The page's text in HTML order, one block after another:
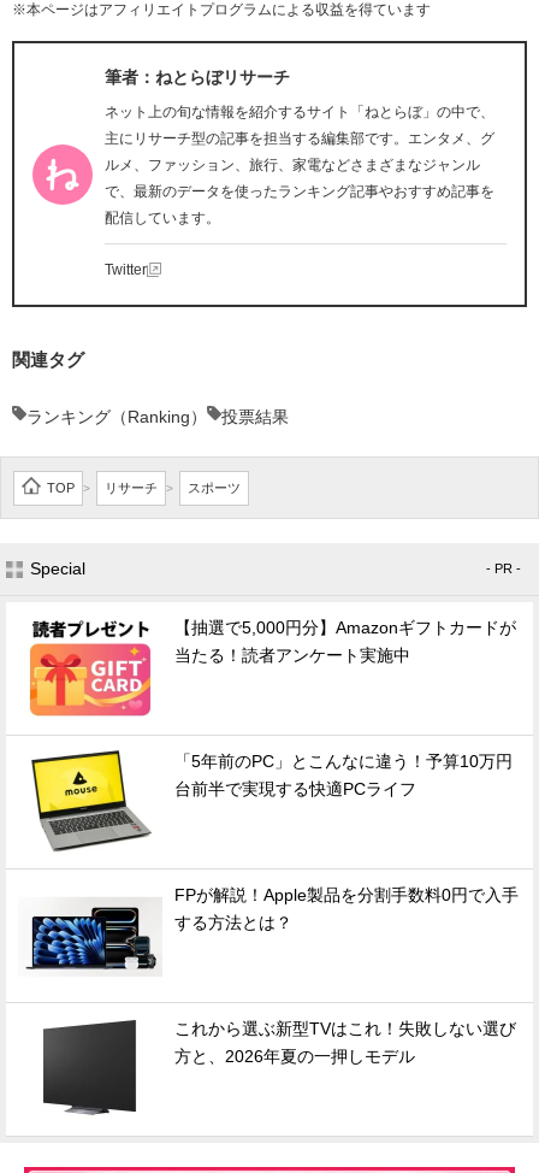
※本ページはアフィリエイトプログラムによる収益を得ています
筆者：ねとらぼリサーチ
ネット上の旬な情報を紹介するサイト「ねとらぼ」の中で、
主にリサーチ型の記事を担当する編集部です。エンタメ、グ
ルメ、ファッション、旅行、家電などさまざまなジャンル
で、最新のデータを使ったランキング記事やおすすめ記事を
配信しています。
Twitter
関連タグ
ランキング（Ranking） 投票結果
TOP > リサーチ > スポーツ
Special - PR -
【抽選で5,000円分】Amazonギフトカードが
当たる！読者アンケート実施中
「5年前のPC」とこんなに違う！予算10万円
台前半で実現する快適PCライフ
FPが解説！Apple製品を分割手数料0円で入手
する方法とは？
これから選ぶ新型TVはこれ！失敗しない選び
方と、2026年夏の一押しモデル